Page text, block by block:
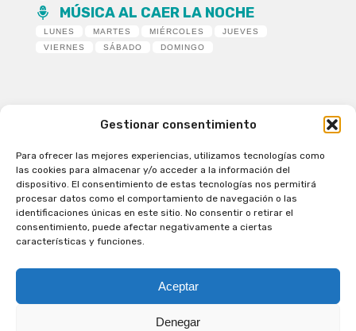
Gestionar consentimiento
Para ofrecer las mejores experiencias, utilizamos tecnologías como
las cookies para almacenar y/o acceder a la información del
dispositivo. El consentimiento de estas tecnologías nos permitirá
procesar datos como el comportamiento de navegación o las
identificaciones únicas en este sitio. No consentir o retirar el
consentimiento, puede afectar negativamente a ciertas
características y funciones.
Aceptar
Denegar
MÚSICA AL CAER LA NOCHE
LUNES MARTES MIÉRCOLES
JUEVES
VIERNES
SÁBADO DOMINGO
Patagual Radio Digital 2026 - Todos los derechos
reservados
la Radio de Verdad
Cobertura
Programación
Síguenos en nuestras Redes Sociales